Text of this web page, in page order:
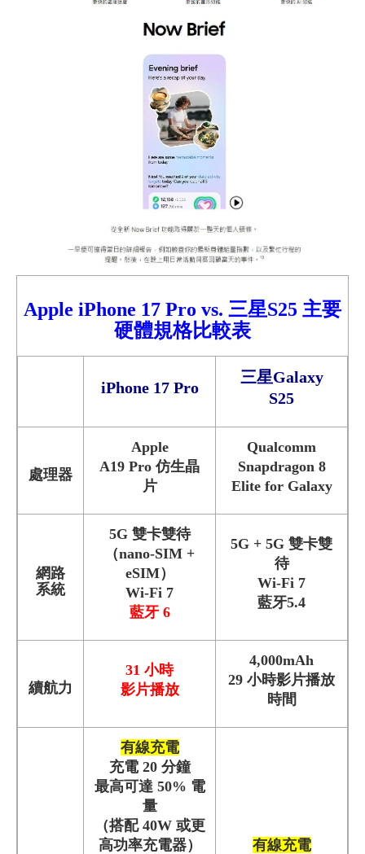
Apple iPhone 17 Pro vs. 三星S25 主要
硬體規格比較表
iPhone 17 Pro
三星Galaxy
S25
處理器
Apple
A19 Pro 仿生晶
片
Qualcomm
Snapdragon 8
Elite for Galaxy
網路
系統
5G 雙卡雙待
（nano‑SIM +
eSIM）
Wi-Fi 7
藍牙 6
5G + 5G 雙卡雙
待
Wi-Fi 7
藍牙5.4
續航力
31 小時
影片播放
4,000mAh
29 小時影片播放
時間
有線充電
充電 20 分鐘
最高可達 50% 電
量
（搭配 40W 或更
高功率充電器）
有線充電